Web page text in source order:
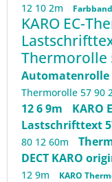
12 10 2m
KARO EC-
Thermorolle
Automatenrolle
Thermorolle 57 90
12 6 9m
KARO
Lastschrifttext
80 12 60m
DECT KARO
12 9m
KARO